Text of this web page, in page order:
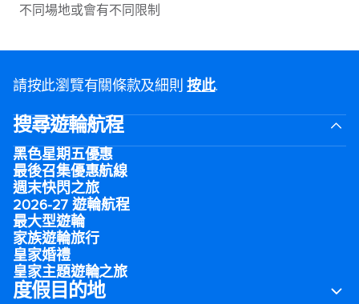
不同場地或會有不同限制
請按此瀏覽有關條款及細則按此.
搜尋遊輪航程
黑色星期五優惠
最後召集優惠航線
週末快閃之旅
2026-27 遊輪航程
最大型遊輪
家族遊輪旅行
皇家婚禮
皇家主題遊輪之旅
度假目的地